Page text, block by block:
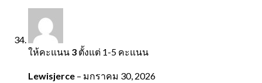
ให้คะแนน 3 ตั้งแต่ 1-5 คะแนน
Lewisjerce – มกราคม 30, 2026